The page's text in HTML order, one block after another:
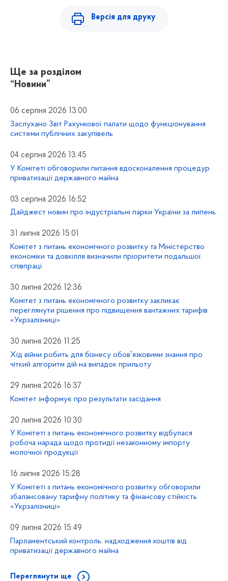
Версія для друку
Ще за розділом
“Новини”
06 серпня 2026 13:00
Заслухано Звіт Рахункової палати щодо функціонування
системи публічних закупівель
04 серпня 2026 13:45
У Комітеті обговорили питання вдосконалення процедур
приватизації державного майна
03 серпня 2026 16:52
Дайджест новин про індустріальні парки України за липень
31 липня 2026 15:01
Комітет з питань економічного розвитку та Міністерство
економіки та довкілля визначили пріоритети подальшої
співпраці
30 липня 2026 12:36
Комітет з питань економічного розвитку закликає
переглянути рішення про підвищення вантажних тарифів
«Укрзалізниці»
30 липня 2026 11:25
Хід війни робить для бізнесу обовʼязковими знання про
чіткий алгоритм дій на випадок прильоту
29 липня 2026 16:37
Комітет інформує про результати засідання
20 липня 2026 10:30
У Комітеті з питань економічного розвитку відбулася
робоча нарада щодо протидії незаконному імпорту
молочної продукції
16 липня 2026 15:28
У Комітеті з питань економічного розвитку обговорили
збалансовану тарифну політику та фінансову стійкість
«Укрзалізниці»
09 липня 2026 15:49
Парламентський контроль: надходження коштів від
приватизації державного майна
Переглянути ще